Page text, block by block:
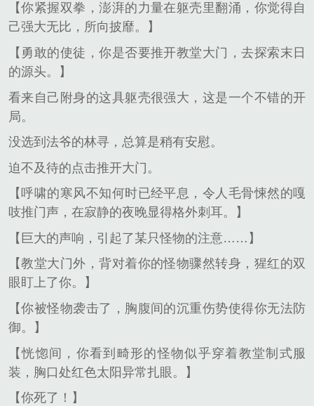
【你紧握双拳，澎湃的力量在躯壳里翻涌，你觉得自
己强大无比，所向披靡。】
【勇敢的使徒，你是否要推开教堂大门，去探索末日
的源头。】
看来自己附身的这具躯壳很强大，这是一个不错的开
局。
没选到法爷的林寻，总算是稍有安慰。
迫不及待的点击推开大门。
【呼啸的寒风不知何时已经平息，令人毛骨悚然的嘎
吱推门声，在寂静的夜晚显得格外刺耳。】
【巨大的声响，引起了某只怪物的注意……】
【教堂大门外，背对着你的怪物骤然转身，猩红的双
眼盯上了你。】
【你被怪物袭击了，胸腹间的沉重伤势使得你无法防
御。】
【恍惚间，你看到畸形的怪物似乎穿着教堂制式服
装，胸口处红色太阳异常扎眼。】
【你死了！】